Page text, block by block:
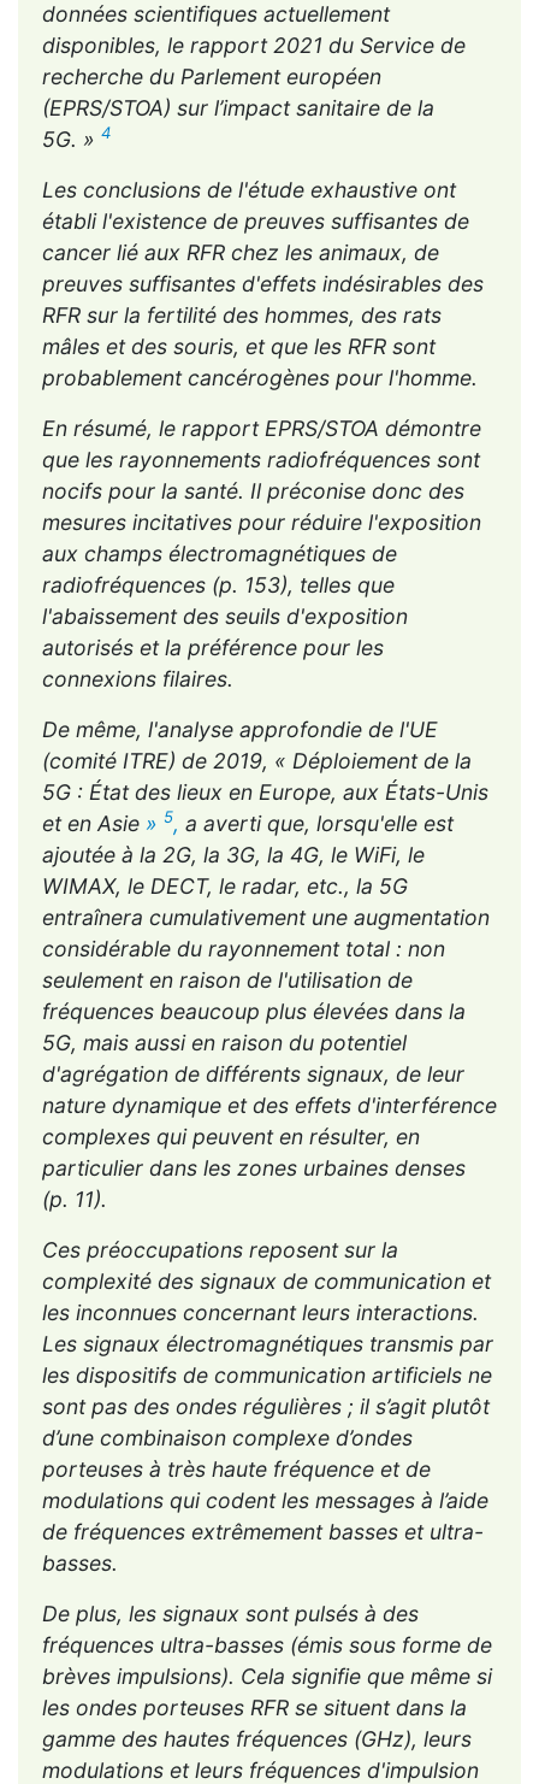
données scientifiques actuellement
disponibles, le rapport 2021 du Service de
recherche du Parlement européen
(EPRS/STOA) sur l’impact sanitaire de la
5G. » 4
Les conclusions de l'étude exhaustive ont
établi l'existence de preuves suffisantes de
cancer lié aux RFR chez les animaux, de
preuves suffisantes d'effets indésirables des
RFR sur la fertilité des hommes, des rats
mâles et des souris, et que les RFR sont
probablement cancérogènes pour l'homme.
En résumé, le rapport EPRS/STOA démontre
que les rayonnements radiofréquences sont
nocifs pour la santé. Il préconise donc des
mesures incitatives pour réduire l'exposition
aux champs électromagnétiques de
radiofréquences (p. 153), telles que
l'abaissement des seuils d'exposition
autorisés et la préférence pour les
connexions filaires.
De même, l'analyse approfondie de l'UE
(comité ITRE) de 2019, « Déploiement de la
5G : État des lieux en Europe, aux États-Unis
et en Asie » 5, a averti que, lorsqu'elle est
ajoutée à la 2G, la 3G, la 4G, le WiFi, le
WIMAX, le DECT, le radar, etc., la 5G
entraînera cumulativement une augmentation
considérable du rayonnement total : non
seulement en raison de l'utilisation de
fréquences beaucoup plus élevées dans la
5G, mais aussi en raison du potentiel
d'agrégation de différents signaux, de leur
nature dynamique et des effets d'interférence
complexes qui peuvent en résulter, en
particulier dans les zones urbaines denses
(p. 11).
Ces préoccupations reposent sur la
complexité des signaux de communication et
les inconnues concernant leurs interactions.
Les signaux électromagnétiques transmis par
les dispositifs de communication artificiels ne
sont pas des ondes régulières ; il s’agit plutôt
d’une combinaison complexe d’ondes
porteuses à très haute fréquence et de
modulations qui codent les messages à l’aide
de fréquences extrêmement basses et ultra-
basses.
De plus, les signaux sont pulsés à des
fréquences ultra-basses (émis sous forme de
brèves impulsions). Cela signifie que même si
les ondes porteuses RFR se situent dans la
gamme des hautes fréquences (GHz), leurs
modulations et leurs fréquences d'impulsion